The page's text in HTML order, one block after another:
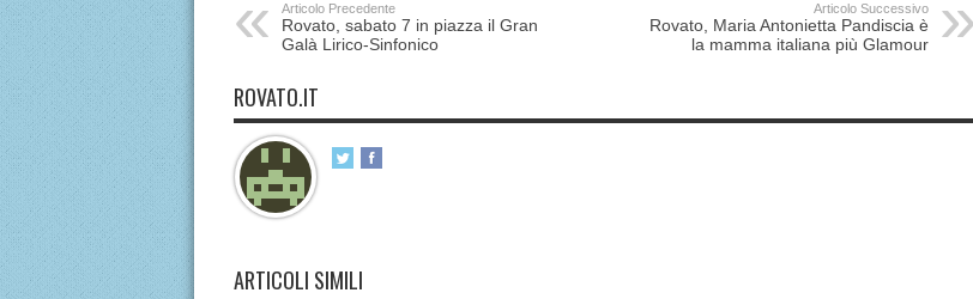
Articolo Precedente
Rovato, sabato 7 in piazza il Gran
Galà Lirico-Sinfonico
Articolo Successivo
Rovato, Maria Antonietta Pandiscia è
la mamma italiana più Glamour
ROVATO.IT
ARTICOLI SIMILI